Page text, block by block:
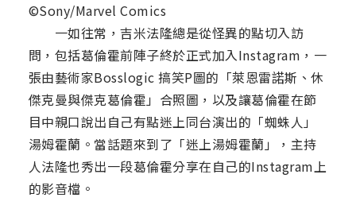
©Sony/Marvel Comics
一如往常，吉米法隆總是從怪異的點切入訪
問，包括葛倫霍前陣子終於正式加入Instagram，一
張由藝術家Bosslogic 搞笑P圖的「萊恩雷諾斯、休
傑克曼與傑克葛倫霍」合照圖，以及讓葛倫霍在節
目中親口說出自己有點迷上同台演出的「蜘蛛人」
湯姆霍蘭。當話題來到了「迷上湯姆霍蘭」，主持
人法隆也秀出一段葛倫霍分享在自己的Instagram上
的影音檔。